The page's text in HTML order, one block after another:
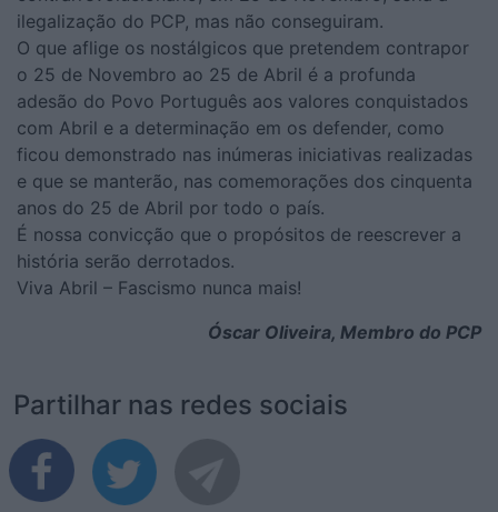
ilegalização do PCP, mas não conseguiram.
O que aflige os nostálgicos que pretendem contrapor
o 25 de Novembro ao 25 de Abril é a profunda
adesão do Povo Português aos valores conquistados
com Abril e a determinação em os defender, como
ficou demonstrado nas inúmeras iniciativas realizadas
e que se manterão, nas comemorações dos cinquenta
anos do 25 de Abril por todo o país.
É nossa convicção que o propósitos de reescrever a
história serão derrotados.
Viva Abril – Fascismo nunca mais!
Óscar Oliveira, Membro do PCP
Partilhar nas redes sociais